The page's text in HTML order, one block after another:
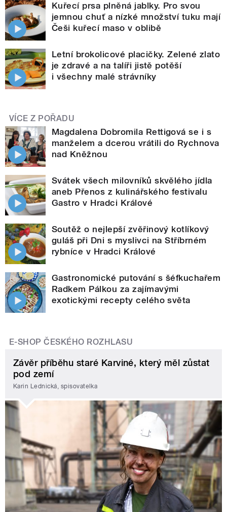
Kuřecí prsa plněná jablky. Pro svou
jemnou chuť a nízké množství tuku mají
Češi kuřecí maso v oblibě
Letní brokolicové placičky. Zelené zlato
je zdravé a na talíři jistě potěší
i všechny malé strávníky
VÍCE Z POŘADU
Magdalena Dobromila Rettigová se i s
manželem a dcerou vrátili do Rychnova
nad Kněžnou
Svátek všech milovníků skvělého jídla
aneb Přenos z kulinářského festivalu
Gastro v Hradci Králové
Soutěž o nejlepší zvěřinový kotlíkový
guláš při Dni s myslivci na Stříbrném
rybníce v Hradci Králové
Gastronomické putování s šéfkuchařem
Radkem Pálkou za zajímavými
exotickými recepty celého světa
E-SHOP ČESKÉHO ROZHLASU
Závěr příběhu staré Karviné, který měl zůstat
pod zemí
Karin Lednická, spisovatelka